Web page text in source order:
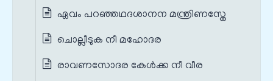
ഏവം പറഞ്ഞഥദശാനന മന്ത്രിണസ്തേ
ചൊല്ലീടുക നീ മഹോദര
രാവണസോദര കേൾക്ക നീ വീര